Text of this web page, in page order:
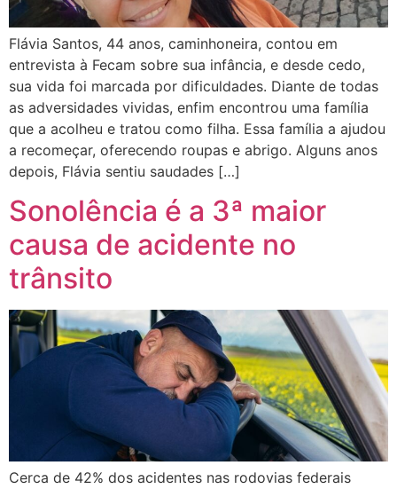
Flávia Santos, 44 anos, caminhoneira, contou em
entrevista à Fecam sobre sua infância, e desde cedo,
sua vida foi marcada por dificuldades. Diante de todas
as adversidades vividas, enfim encontrou uma família
que a acolheu e tratou como filha. Essa família a ajudou
a recomeçar, oferecendo roupas e abrigo. Alguns anos
depois, Flávia sentiu saudades […]
Sonolência é a 3ª maior
causa de acidente no
trânsito
Cerca de 42% dos acidentes nas rodovias federais